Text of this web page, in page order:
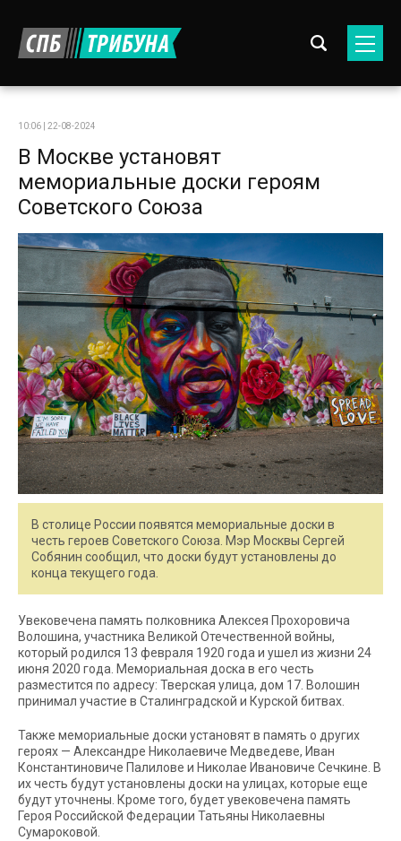
10:06 | 22-08-2024
В Москве установят
мемориальные доски героям
Советского Союза
В столице России появятся мемориальные доски в
честь героев Советского Союза. Мэр Москвы Сергей
Собянин сообщил, что доски будут установлены до
конца текущего года.
Увековечена память полковника Алексея Прохоровича
Волошина, участника Великой Отечественной войны,
который родился 13 февраля 1920 года и ушел из жизни 24
июня 2020 года. Мемориальная доска в его честь
разместится по адресу: Тверская улица, дом 17. Волошин
принимал участие в Сталинградской и Курской битвах.
Также мемориальные доски установят в память о других
героях — Александре Николаевиче Медведеве, Иван
Константиновиче Палилове и Николае Ивановиче Сечкине. В
их честь будут установлены доски на улицах, которые еще
будут уточнены. Кроме того, будет увековечена память
Героя Российской Федерации Татьяны Николаевны
Сумароковой.